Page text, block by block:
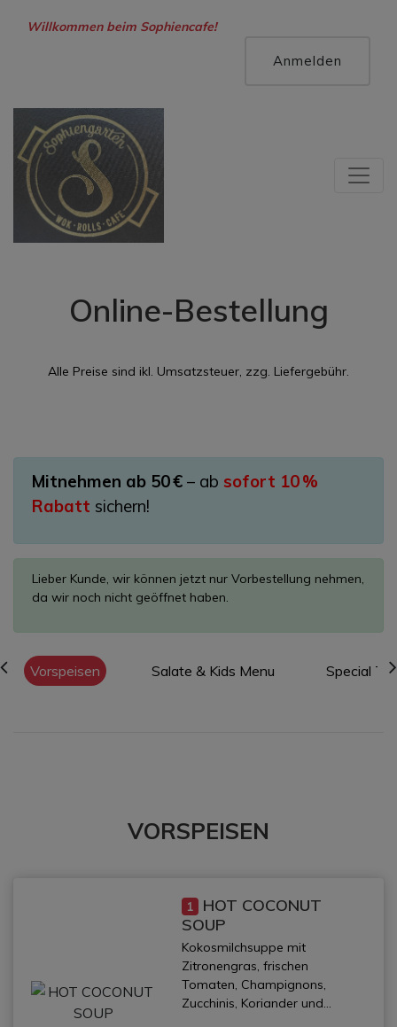
Hallo, Gast !
Anmelden
Online-Bestellung
Alle Preise sind ikl. Umsatzsteuer, zzg. Liefergebühr.
Mitnehmen ab 50 € – ab sofort 10 %
Rabatt sichern!
Lieber Kunde, wir können jetzt nur Vorbestellung nehmen,
da wir noch nicht geöffnet haben.
Vorspeisen Salate & Kids Menu Special
VORSPEISEN
1 HOT COCONUT
SOUP
Kokosmilchsuppe mit
Zitronengras, frischen
Tomaten, Champignons,
Zucchinis, Koriander und...